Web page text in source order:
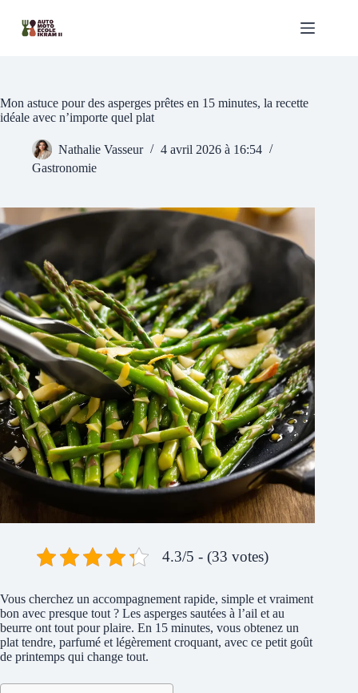
contenu
Mon astuce pour des asperges prêtes en 15 minutes, la recette
idéale avec n’importe quel plat
Nathalie Vasseur
4 avril 2026 à 16:54
Gastronomie
4.3/5 - (33 votes)
Vous cherchez un accompagnement rapide, simple et vraiment
bon avec presque tout ? Les asperges sautées à l’ail et au
beurre ont tout pour plaire. En 15 minutes, vous obtenez un
plat tendre, parfumé et légèrement croquant, avec ce petit goût
de printemps qui change tout.